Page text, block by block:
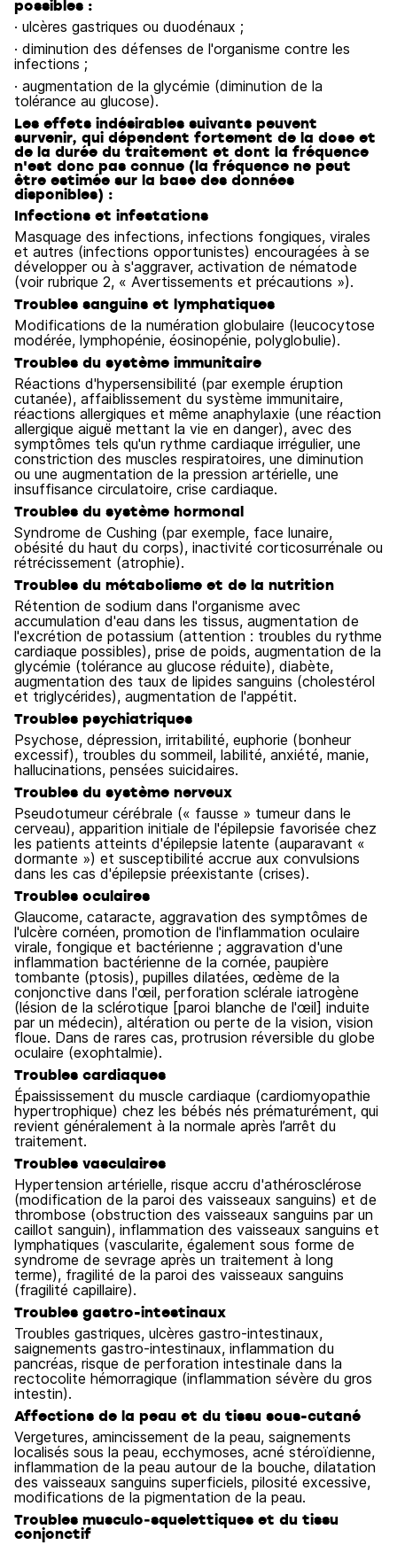
possibles :
· ulcères gastriques ou duodénaux ;
· diminution des défenses de l'organisme contre les
infections ;
· augmentation de la glycémie (diminution de la
tolérance au glucose).
Les effets indésirables suivants peuvent
survenir, qui dépendent fortement de la dose et
de la durée du traitement et dont la fréquence
n'est donc pas connue (la fréquence ne peut
être estimée sur la base des données
disponibles) :
Infections et infestations
Masquage des infections, infections fongiques, virales
et autres (infections opportunistes) encouragées à se
développer ou à s'aggraver, activation de nématode
(voir rubrique 2, « Avertissements et précautions »).
Troubles sanguins et lymphatiques
Modifications de la numération globulaire (leucocytose
modérée, lymphopénie, éosinopénie, polyglobulie).
Troubles du système immunitaire
Réactions d'hypersensibilité (par exemple éruption
cutanée), affaiblissement du système immunitaire,
réactions allergiques et même anaphylaxie (une réaction
allergique aiguë mettant la vie en danger), avec des
symptômes tels qu'un rythme cardiaque irrégulier, une
constriction des muscles respiratoires, une diminution
ou une augmentation de la pression artérielle, une
insuffisance circulatoire, crise cardiaque.
Troubles du système hormonal
Syndrome de Cushing (par exemple, face lunaire,
obésité du haut du corps), inactivité corticosurrénale ou
rétrécissement (atrophie).
Troubles du métabolisme et de la nutrition
Rétention de sodium dans l'organisme avec
accumulation d'eau dans les tissus, augmentation de
l'excrétion de potassium (attention : troubles du rythme
cardiaque possibles), prise de poids, augmentation de la
glycémie (tolérance au glucose réduite), diabète,
augmentation des taux de lipides sanguins (cholestérol
et triglycérides), augmentation de l'appétit.
Troubles psychiatriques
Psychose, dépression, irritabilité, euphorie (bonheur
excessif), troubles du sommeil, labilité, anxiété, manie,
hallucinations, pensées suicidaires.
Troubles du système nerveux
Pseudotumeur cérébrale (« fausse » tumeur dans le
cerveau), apparition initiale de l'épilepsie favorisée chez
les patients atteints d'épilepsie latente (auparavant «
dormante ») et susceptibilité accrue aux convulsions
dans les cas d'épilepsie préexistante (crises).
Troubles oculaires
Glaucome, cataracte, aggravation des symptômes de
l'ulcère cornéen, promotion de l'inflammation oculaire
virale, fongique et bactérienne ; aggravation d'une
inflammation bactérienne de la cornée, paupière
tombante (ptosis), pupilles dilatées, œdème de la
conjonctive dans l'œil, perforation sclérale iatrogène
(lésion de la sclérotique [paroi blanche de l'œil] induite
par un médecin), altération ou perte de la vision, vision
floue. Dans de rares cas, protrusion réversible du globe
oculaire (exophtalmie).
Troubles cardiaques
Épaississement du muscle cardiaque (cardiomyopathie
hypertrophique) chez les bébés nés prématurément, qui
revient généralement à la normale après l’arrêt du
traitement.
Troubles vasculaires
Hypertension artérielle, risque accru d'athérosclérose
(modification de la paroi des vaisseaux sanguins) et de
thrombose (obstruction des vaisseaux sanguins par un
caillot sanguin), inflammation des vaisseaux sanguins et
lymphatiques (vascularite, également sous forme de
syndrome de sevrage après un traitement à long
terme), fragilité de la paroi des vaisseaux sanguins
(fragilité capillaire).
Troubles gastro-intestinaux
Troubles gastriques, ulcères gastro-intestinaux,
saignements gastro-intestinaux, inflammation du
pancréas, risque de perforation intestinale dans la
rectocolite hémorragique (inflammation sévère du gros
intestin).
Affections de la peau et du tissu sous-cutané
Vergetures, amincissement de la peau, saignements
localisés sous la peau, ecchymoses, acné stéroïdienne,
inflammation de la peau autour de la bouche, dilatation
des vaisseaux sanguins superficiels, pilosité excessive,
modifications de la pigmentation de la peau.
Troubles musculo‑squelettiques et du tissu
conjonctif